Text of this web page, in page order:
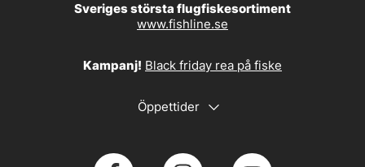
Sveriges största flugfiskesortiment
www.fishline.se
Kampanj! Black friday rea på fiske
Öppettider